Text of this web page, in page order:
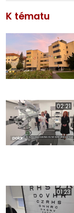
K tématu
02:21
01:23